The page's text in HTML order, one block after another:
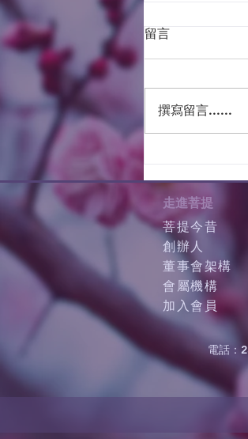
留言
撰寫留言......
走進菩提
菩提今昔
創辦人
董事會架構
會屬機構
加入會員
電話：